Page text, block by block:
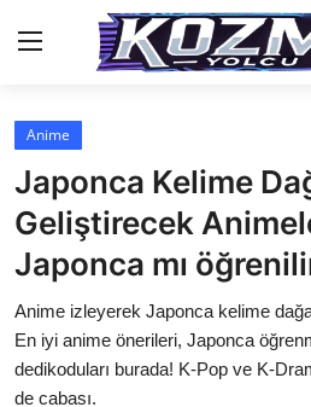
Anasayfa
İletişim
Genel
Anime Önerileri
Kore Dünyası
Anime
Japonca Kelime
Geliştirecek
Japonca mı
Anime izleyerek Japonca kelime
En iyi anime önerileri, Japonca
dedikoduları burada! K-Pop ve K-
de cabası.